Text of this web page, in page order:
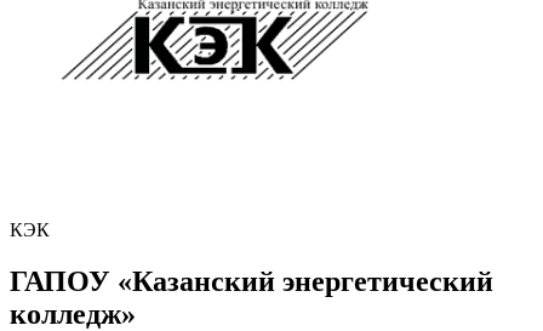
КЭК
ГАПОУ «Казанский энергетический
колледж»